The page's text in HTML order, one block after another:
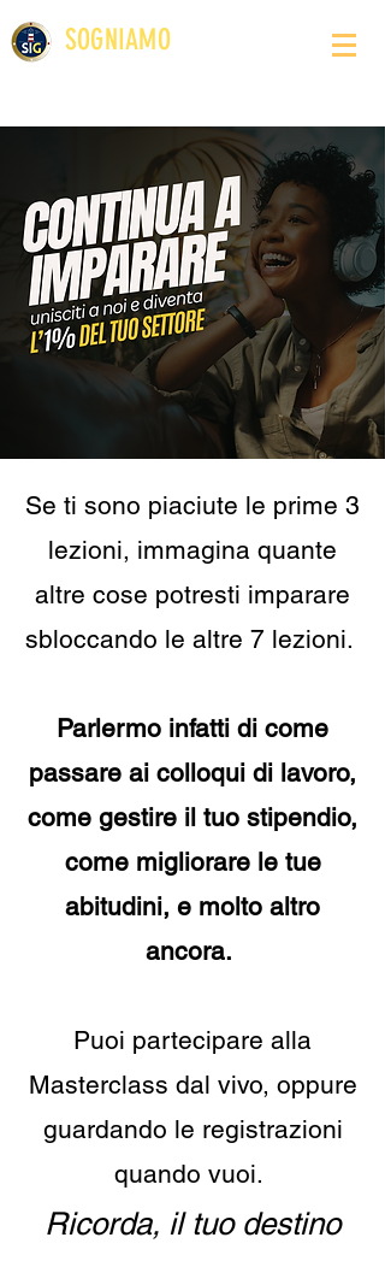
SOGNIAMOIN GRANDE
Se ti sono piaciute le prime 3
lezioni, immagina quante
altre cose potresti imparare
sbloccando le altre 7 lezioni.
Parlermo infatti di come
passare ai colloqui di lavoro,
come gestire il tuo stipendio,
come migliorare le tue
abitudini, e molto altro
ancora.
Puoi partecipare alla
Masterclass dal vivo, oppure
guardando le registrazioni
quando vuoi.
Ricorda, il tuo destino